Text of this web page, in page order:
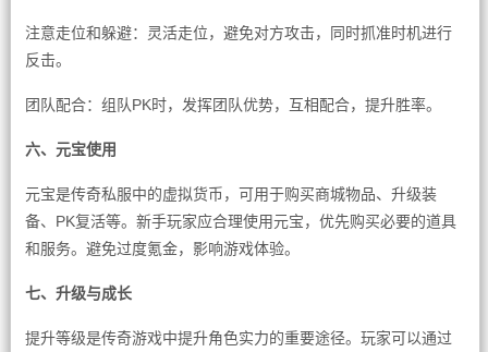
注意走位和躲避：灵活走位，避免对方攻击，同时抓准时机进行
反击。
团队配合：组队PK时，发挥团队优势，互相配合，提升胜率。
六、元宝使用
元宝是传奇私服中的虚拟货币，可用于购买商城物品、升级装
备、PK复活等。新手玩家应合理使用元宝，优先购买必要的道具
和服务。避免过度氪金，影响游戏体验。
七、升级与成长
提升等级是传奇游戏中提升角色实力的重要途径。玩家可以通过